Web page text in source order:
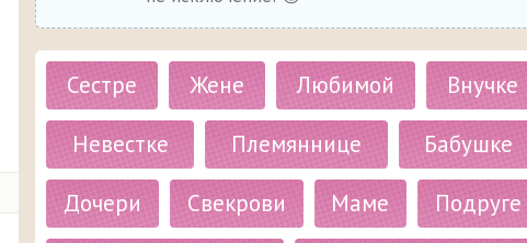
Сестре Жене Любимой
Внучке
Невестке
Племяннице
Бабушке
Дочери
Свекрови Маме
Подруге